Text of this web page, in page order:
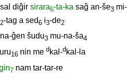
diĝir sirara6-ta-ka saĝ an-še3
2-tag a sed6 i3-de2
ĝen šudu3 mu-na-ša4
uru16 nin me dkal-dkal-la
7 nam tar-tar-re